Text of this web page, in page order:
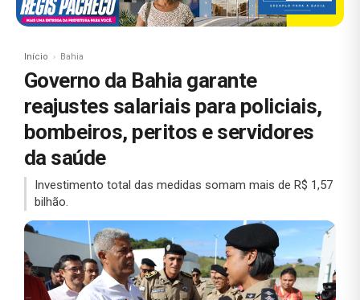
Início Bahia
Governo da Bahia garante
reajustes salariais para policiais,
bombeiros, peritos e servidores
da saúde
Investimento total das medidas somam mais de R$ 1,57
bilhão.